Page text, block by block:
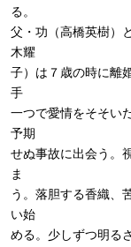
る。
父・功（高橋英樹）
木耀
子）は７歳の時に離
手
一つで愛情をそそい
予期
せぬ事故に出会う。
ま
う。落胆する香織、
い始
める。少しずつ明る